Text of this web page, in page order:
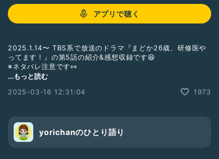
アプリで聴く
2025.1.14〜 TBS系で放送のドラマ『まどか26歳、研修医や
ってます！』の第5話の紹介&感想収録です😆
※ネタバレ注意です👀
...もっと読む
2025-03-16 12:31:04
1973
yorichanのひとり語り